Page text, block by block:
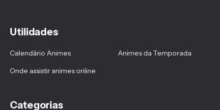
Utilidades
Calendário Animes
Animes da Temporada
Onde assistir animes online
Categorias